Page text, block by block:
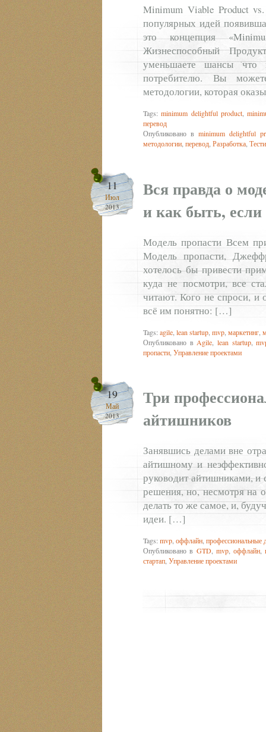
Minimum Viable Product
популярных идей
это концепция
Жизнеспособный
уменьшаете шансы что
потребителю. Вы
методологии, которая
Tags:minimum delightful product,
перевод
Опубликовано в minimum delightful
методологии перевод Разработка
11
Июл
2013
Вся правда о
и как быть,
Модель пропасти Всем
Модель пропасти,
хотелось бы привести
куда не посмотри, все
читают. Кого не спроси, и
всё им понятно: […]
Tags: agile lean startup mvp маркетинг
Опубликовано в Agile ,lean startup,
пропасти Управление проектами
19
Май
2013
Три
айтишников
Занявшись делами вне
айтишному и
руководит айтишниками,
решения, но, несмотря на
делать то же самое, и,
идеи. […]
Tags: mvp,оффлайн,профессиональные
Опубликовано в GTD, mvp,оффлайн,
стартап,Управление проектами